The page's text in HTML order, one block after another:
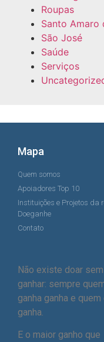
Roupas
Santo Amaro
São José
Saúde
Serviços
Mapa
Quem somos
Apoiadores Top 10
Instituições e Projetos da
Doeganhe
Contato
Não existe doar sem
ganhar: sempre
ganha ganha e quem
ganha.
E o maior ganho que